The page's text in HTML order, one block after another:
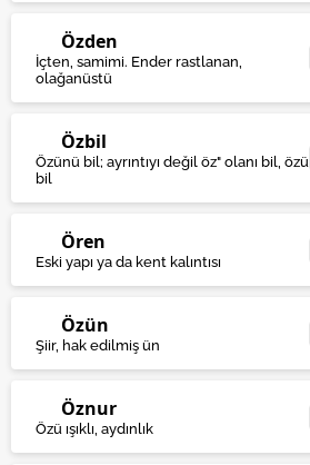
Özden
İçten, samimi. Ender rastlanan,
olağanüstü
Özbil
Özünü bil; ayrıntıyı değil öz" olanı bil, özü
bil
Ören
Eski yapı ya da kent kalıntısı
Özün
Şiir, hak edilmiş ün
Öznur
Özü ışıklı, aydınlık